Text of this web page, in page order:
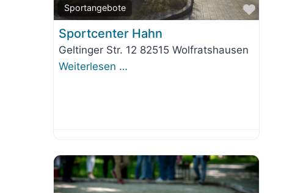
Sportangebote
Favorit
Sportcenter Hahn
Geltinger Str. 12 82515 Wolfratshausen
Weiterlesen …